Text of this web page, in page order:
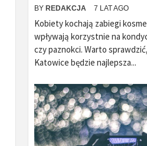
BY REDAKCJA 7 LAT AGO
Kobiety kochają zabiegi
wpływają korzystnie na
czy paznokci. Warto
Katowice będzie najlepsza...